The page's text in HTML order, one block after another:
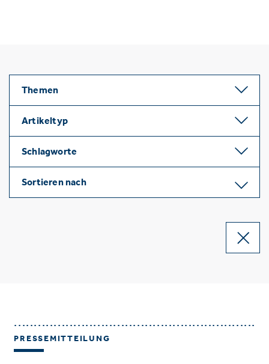
Themen
Artikeltyp
Schlagworte
Sortieren nach
PRESSEMITTEILUNG